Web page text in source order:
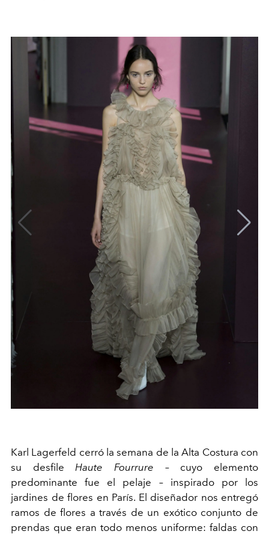
Karl Lagerfeld cerró la semana de la Alta Costura con
su desfileHaute Fourrure – cuyo elemento
predominante fue el pelaje – inspirado por los
jardines de flores en París. El diseñador nos entregó
ramos de flores a través de un exótico conjunto de
prendas que eran todo menos uniforme: faldas con